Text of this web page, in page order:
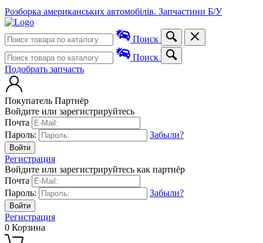
Розборка американських автомобілів. Запчастини Б/У
Поиск
Поиск
Подобрать запчасть
Покупатель Партнёр
Войдите или зарегистрируйтесь
Почта
Пароль:
Забыли?
Регистрация
Войдите или зарегистрируйтесь как партнёр
Почта
Пароль:
Забыли?
Регистрация
0 Корзина